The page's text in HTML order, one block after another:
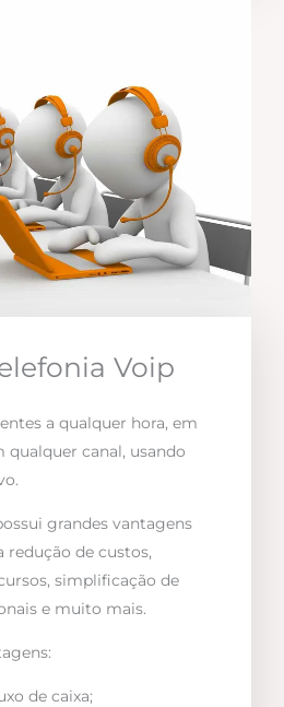
Voip
a qualquer hora, em
qualquer canal, usando
grandes vantagens
redução de custos,
simplificação de
e muito mais.
de caixa;